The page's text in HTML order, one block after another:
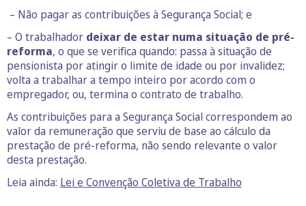
– Não pagar as contribuições à Segurança Social; e
– O trabalhador deixar de estar numa situação de pré-
reforma, o que se verifica quando: passa à situação de
pensionista por atingir o limite de idade ou por invalidez;
volta a trabalhar a tempo inteiro por acordo com o
empregador, ou, termina o contrato de trabalho.
As contribuições para a Segurança Social correspondem ao
valor da remuneração que serviu de base ao cálculo da
prestação de pré-reforma, não sendo relevante o valor
desta prestação.
Leia ainda: Lei e Convenção Coletiva de Trabalho